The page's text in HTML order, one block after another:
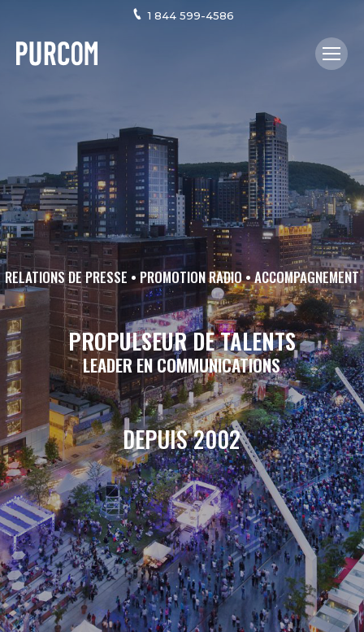
1 844 599-4586
RELATIONS DE PRESSE • PROMOTION RADIO • ACCOMPAGNEMENT
PROPULSEUR DE TALENTS
LEADER EN COMMUNICATIONS
DEPUIS 2002